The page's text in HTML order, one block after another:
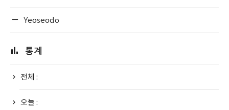
Yeoseodo
통계
전체 :
오늘 :